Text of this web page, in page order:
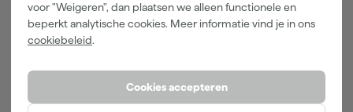
voor "Weigeren", dan plaatsen we alleen functionele en
beperkt analytische cookies. Meer informatie vind je in ons
cookiebeleid.
Cookies accepteren
Schildersbenodigdheden
Gereedschappen
Grondverf en primer
Spuitbussen
Beits
Betonverf en -coatings
Hulp & contact Merken